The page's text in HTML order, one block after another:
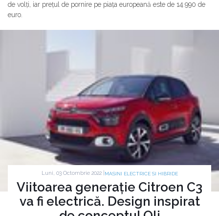
de volți, iar prețul de pornire pe piața europeană este de 14.990 de
euro.
Luni, 03 Octombrie 2022 | MASINI ELECTRICE SI HIBRIDE
Viitoarea generație Citroen C3
va fi electrică. Design inspirat